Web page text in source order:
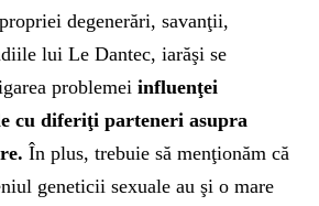
degenerări, savanţii,
lui Le Dantec, iarăşi se
problemei influenţei
cu diferiţi parteneri asupra
În plus, trebuie să menţionăm că
geneticii sexuale au şi o mare